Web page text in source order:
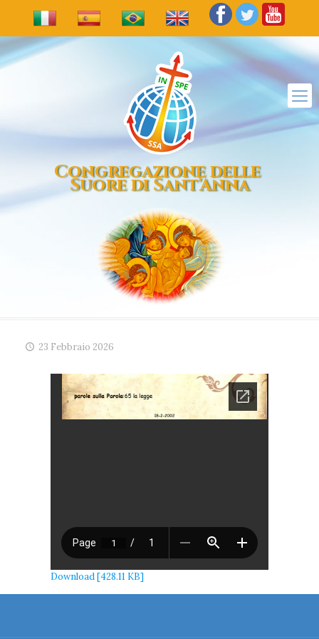
Congregazione delle
Suore di Sant'Anna
23 Febbraio 2026
Download [428.11 KB]